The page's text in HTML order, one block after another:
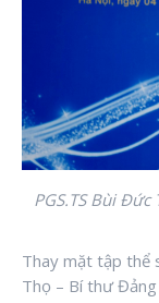
PGS.TS Bùi
Thay mặt tập thể
Thọ – Bí thư